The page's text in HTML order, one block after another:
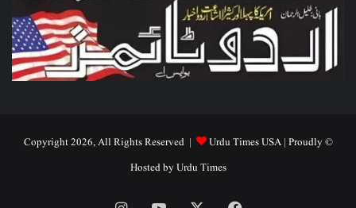
© Copyright 2026, All Rights Reserved |
Urdu Times USA| Proudly
Hosted byUrdu Times